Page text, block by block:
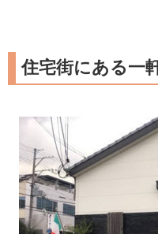
住宅街にある一